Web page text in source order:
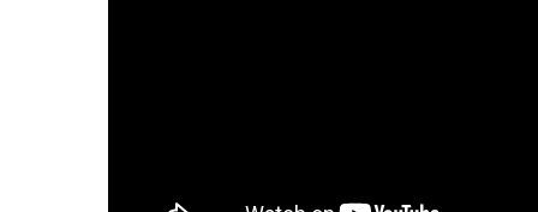
Cena: skontaktuj się z producentem